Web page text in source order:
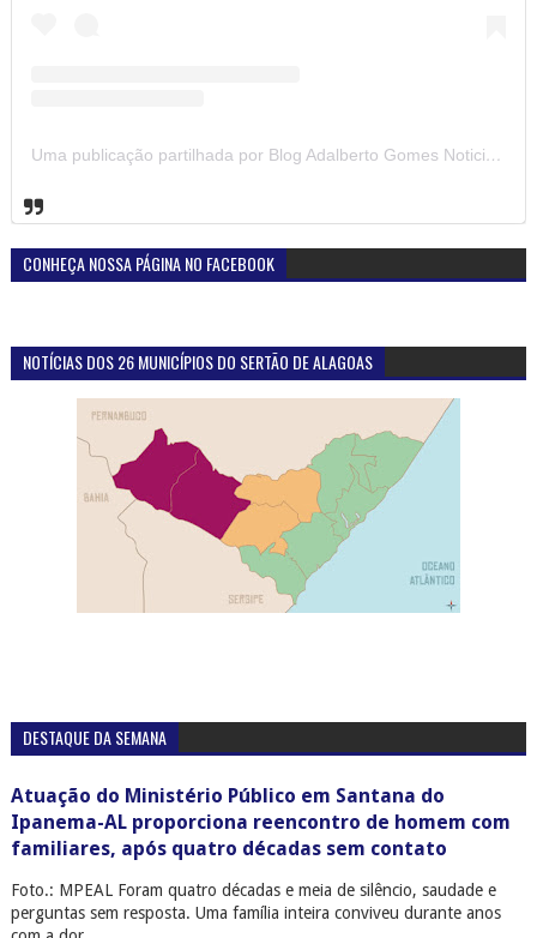
CAMPANHA: AJUDE CRIANÇAS E ADOLESCENTES
Contamos com sua Colaboração e Compaixão